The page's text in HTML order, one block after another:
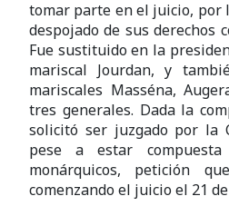
tomar parte en el juicio, por
despojado de sus derechos
Fue sustituido en la
mariscal Jourdan, y
mariscales Masséna,
tres generales. Dada la
solicitó ser juzgado por la
pese a estar
monárquicos, petición
comenzando el juicio el 21